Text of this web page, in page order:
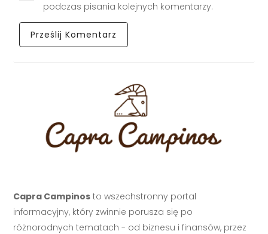
podczas pisania kolejnych komentarzy.
Capra Campinos to wszechstronny portal
informacyjny, który zwinnie porusza się po
różnorodnych tematach - od biznesu i finansów, przez